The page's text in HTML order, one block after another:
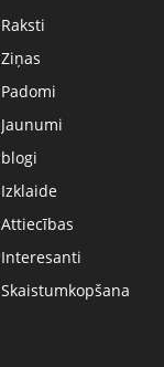
Raksti
Ziņas
Padomi
Jaunumi
blogi
Izklaide
Attiecības
Interesanti
Skaistumkopšana